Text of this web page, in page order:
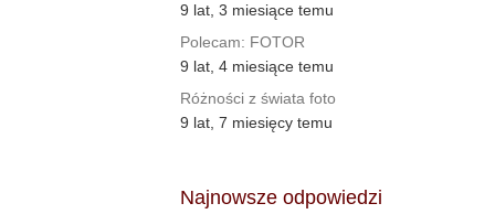
9 lat, 3 miesiące temu
Polecam: FOTOR
9 lat, 4 miesiące temu
Różności z świata foto
9 lat, 7 miesięcy temu
Najnowsze odpowiedzi